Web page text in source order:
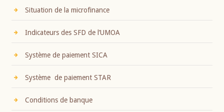
Situation de la microfinance
Indicateurs des SFD de l’UMOA
Système de paiement SICA
Système de paiement STAR
Conditions de banque